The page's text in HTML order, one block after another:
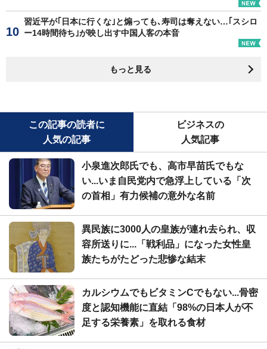
習近平が｢日本に行くな｣と煽っても､寿司は奪えない…｢スシロ
ー14時間待ち｣が映し出す中国人客の本音
もっと見る
この記事の読者に
人気の記事
ビジネスの
人気記事
小泉進次郎氏でも、高市早苗氏でもな
い...いま自民党内で急浮上している「次
の首相」有力候補の意外な名前
異民族に3000人の皇族が連れ去られ、収
容所送りに...「戦利品」になった女性皇
族たちがたどった悲惨な結末
カルシウムでもビタミンCでもない...骨密
度と認知機能に直結「98%の日本人が不
足する栄養素」を取れる食材